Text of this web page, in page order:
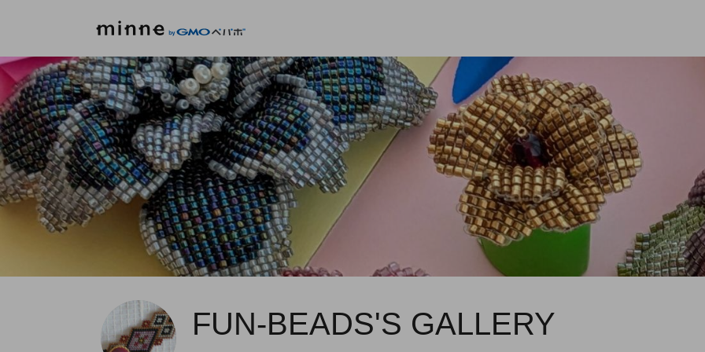
FUN-BEADS'S GALLERY